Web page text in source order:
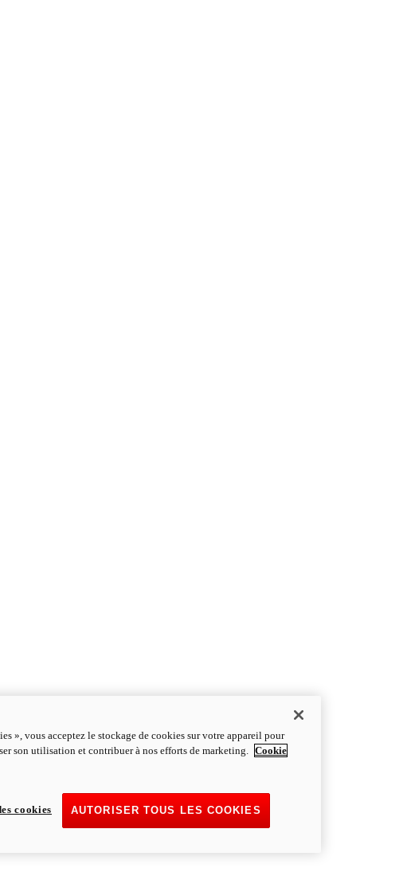
», vous acceptez le stockage de cookies sur votre appareil pour
son utilisation et contribuer à nos efforts de marketing. Cookie
AUTORISER TOUS LES COOKIES
cookies